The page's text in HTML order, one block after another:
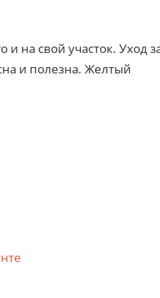
и на свой участок. Уход
и полезна. Желтый